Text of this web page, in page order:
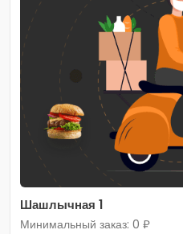
Шашлычная 1
Минимальный заказ: 0 ₽